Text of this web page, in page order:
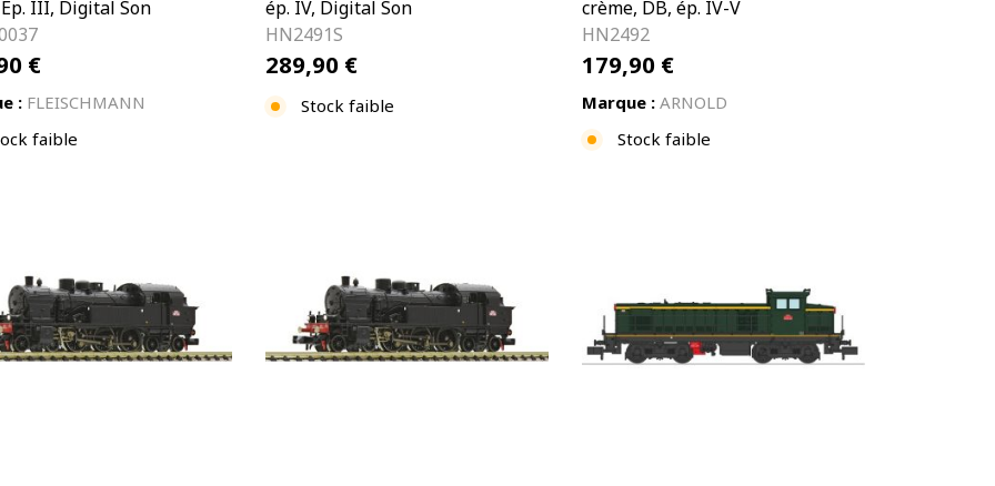
Ep. III, Digital Son
€
: FLEISCHMANN
faible
ép. IV, Digital Son
HN2491S
289,90 €
Stock faible
crème, DB, ép. IV-V
HN2492
179,90 €
Marque : ARNOLD
Stock faible